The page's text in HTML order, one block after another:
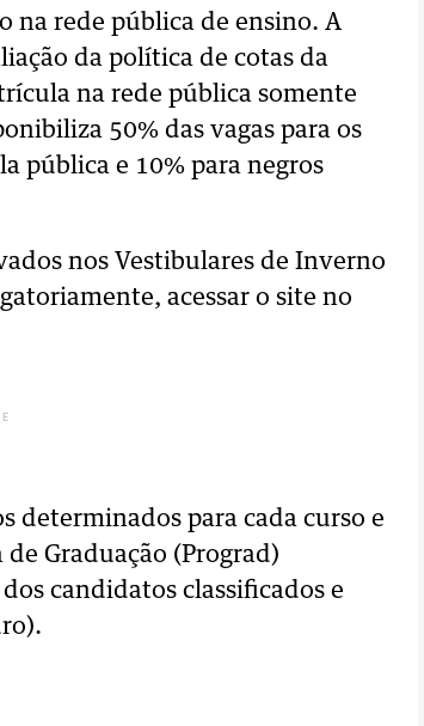
na rede pública de ensino. A
da política de cotas da
na rede pública somente
50% das vagas para os
pública e 10% para negros
nos Vestibulares de Inverno
acessar o site no
determinados para cada curso e
Graduação (Prograd)
candidatos classificados e